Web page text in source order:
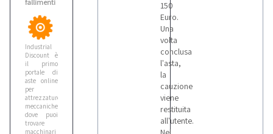
fallimenti
Industrial
Discount è
il primo
portale di
aste online
per
attrezzature
meccaniche,
dove puoi
trovare
macchinari
150
Euro.
Una
volta
conclusa
l'asta,
la
cauzione
viene
restituita
all'utente.